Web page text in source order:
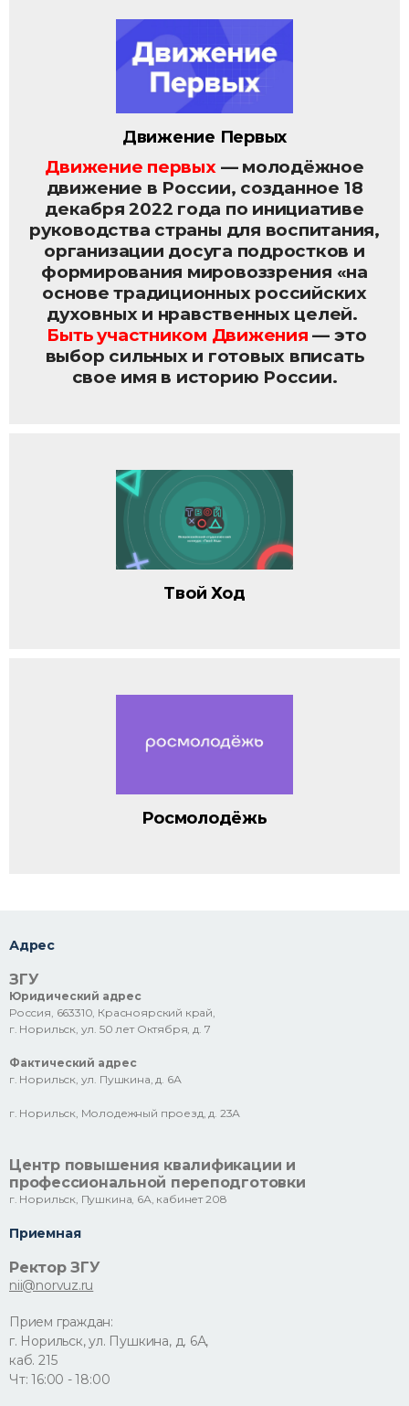
Движение Первых
Движение первых— молодёжное
движение в России, созданное 18
декабря 2022 года по инициативе
руководства страны для воспитания,
организации досуга подростков и
формирования мировоззрения «на
основе традиционных российских
духовных и нравственных целей.
Быть участником Движения — это
выбор сильных и готовых вписать
свое имя в историю России.
Твой Ход
Росмолодёжь
Адрес
ЗГУ
Юридический адрес
Россия, 663310, Красноярский край,
г. Норильск, ул. 50 лет Октября, д. 7
Фактический адрес
г. Норильск, ул. Пушкина, д. 6А
г. Норильск, Молодежный проезд, д. 23А
Центр повышения квалификации и
профессиональной переподготовки
г. Норильск, Пушкина, 6А, кабинет 208
Приемная
Ректор ЗГУ
nii@norvuz.ru
Прием граждан:
г. Норильск, ул. Пушкина, д. 6А,
каб. 215
Чт: 16:00 - 18:00